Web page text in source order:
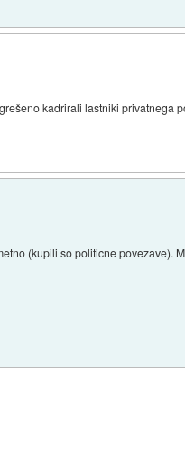
kadrirali lastniki privatnega
(kupili so politicne povezave).